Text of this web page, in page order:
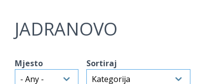
JADRANOVO
Mjesto Sortiraj